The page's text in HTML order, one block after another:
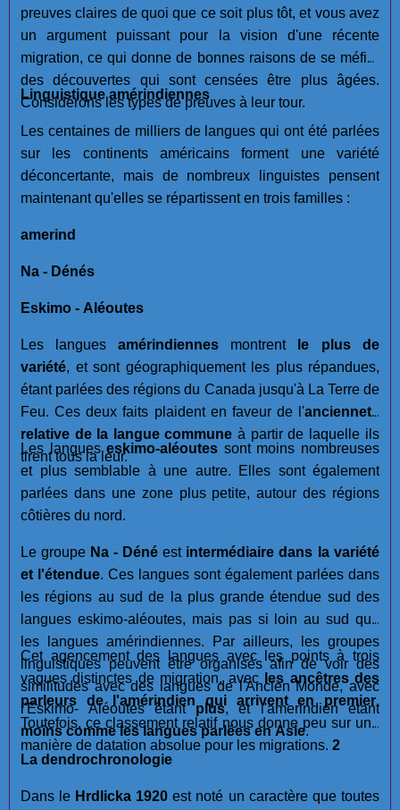
preuves claires de quoi que ce soit plus tôt, et vous avez
un argument puissant pour la vision d'une récente
migration, ce qui donne de bonnes raisons de se méfier
des découvertes qui sont censées être plus âgées.
Considérons les types de preuves à leur tour.
Linguistique amérindiennes
Les centaines de milliers de langues qui ont été parlées
sur les continents américains forment une variété
déconcertante, mais de nombreux linguistes pensent
maintenant qu'elles se répartissent en trois familles :
amerind
Na - Dénés
Eskimo - Aléoutes
Les langues amérindiennes montrent
le plus de
variété, et sont géographiquement les plus répandues,
étant parlées des régions du Canada jusqu'à La Terre de
Feu. Ces deux faits plaident en faveur de l'ancienneté
relative de la langue commune à partir de laquelle ils
tirent tous la leur.
Les langueseskimo-aléoutes sont moins nombreuses
et plus semblable à une autre. Elles sont également
parlées dans une zone plus petite, autour des régions
côtières du nord.
Le groupe Na - Déné est intermédiaire dans la variété
et l'étendue. Ces langues sont également parlées dans
les régions au sud de la plus grande étendue sud des
langues eskimo-aléoutes, mais pas si loin au sud que
les langues amérindiennes. Par ailleurs, les groupes
linguistiques peuvent être organisés afin de voir des
similitudes avec des langues de l'Ancien Monde, avec
l'Eskimo- Aléoutes êtantplus, et l'amerindien étant
moins comme les langues parlées en Asie.
Cet agencement des langues avec les points à trois
vagues distinctes de migration, avec les ancêtres des
parleurs de l'amérindien qui arrivent en premier.
Toutefois, ce classement relatif nous donne peu sur une
manière de datation absolue pour les migrations. 2
La dendrochronologie
Dans le Hrdlicka 1920 est noté un caractère que toutes